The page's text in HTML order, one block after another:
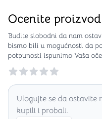
Ocenite proizvod
Budite slobodni da nam
bismo bili u mogućnosti da
potpunosti ispunimo Vaša
Reviews
Ulogujte se da ostavite
kupili i probali.